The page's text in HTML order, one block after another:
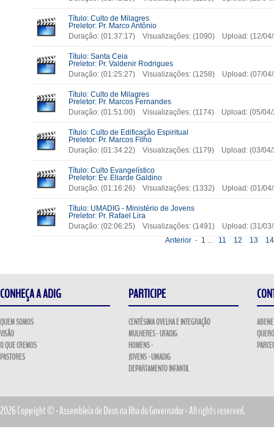
Título: Culto de Milagres
Preletor: Pr. Marco Antônio
Duração: (01:37:17) Visualizações: (1090) Upload: (12/
Título: Santa Ceia
Preletor: Pr. Valdenir Rodrigues
Duração: (01:25:27) Visualizações: (1258) Upload: (07/
Título: Culto de Milagres
Preletor: Pr. Marcos Fernandes
Duração: (01:51:00) Visualizações: (1174) Upload: (05/
Título: Culto de Edificação Espiritual
Preletor: Pr. Marcos Filho
Duração: (01:34:22) Visualizações: (1179) Upload: (03/
Título: Culto Evangelístico
Preletor: Ev. Eliarde Galdino
Duração: (01:16:26) Visualizações: (1332) Upload: (01/
Título: UMADIG - Ministério de Jovens
Preletor: Pr. Rafael Lira
Duração: (02:06:25) Visualizações: (1491) Upload: (31/
Anterior - 1 ... 11 12 13 14
CONHEÇA A ADIG
QUEM SOMOS
VISÃO
O QUE CREMOS
PASTORES
PARTICIPE
CENTÉSIMA OVELHA E INTEGRAÇÃO
MULHERES - UFADIG
HOMENS -
JOVENS - UMADIG
DEPARTAMENTO INFANTIL
ABENE
2026 Copyright © - Assembleia de Deus na Ilha do Governador - All rights reserved.